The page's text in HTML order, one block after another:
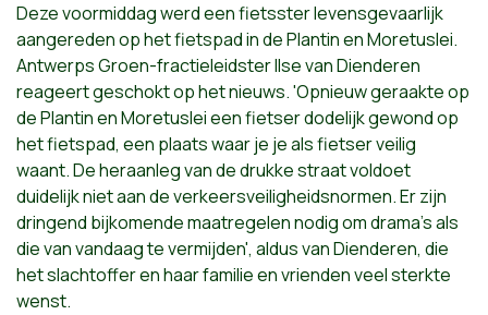
Deze voormiddag werd een fietsster levensgevaarlijk
aangereden op het fietspad in de Plantin en Moretuslei.
Antwerps Groen-fractieleidster Ilse van Dienderen
reageert geschokt op het nieuws. 'Opnieuw geraakte op
de Plantin en Moretuslei een fietser dodelijk gewond op
het fietspad, een plaats waar je je als fietser veilig
waant. De heraanleg van de drukke straat voldoet
duidelijk niet aan de verkeersveiligheidsnormen. Er zijn
dringend bijkomende maatregelen nodig om drama's als
die van vandaag te vermijden', aldus van Dienderen, die
het slachtoffer en haar familie en vrienden veel sterkte
wenst.